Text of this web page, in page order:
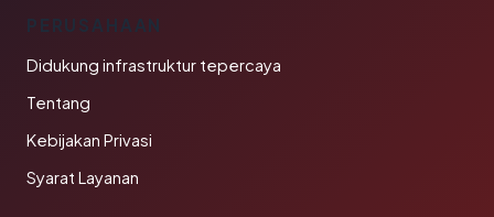
PERUSAHAAN
Didukung infrastruktur tepercaya
Tentang
Kebijakan Privasi
Syarat Layanan